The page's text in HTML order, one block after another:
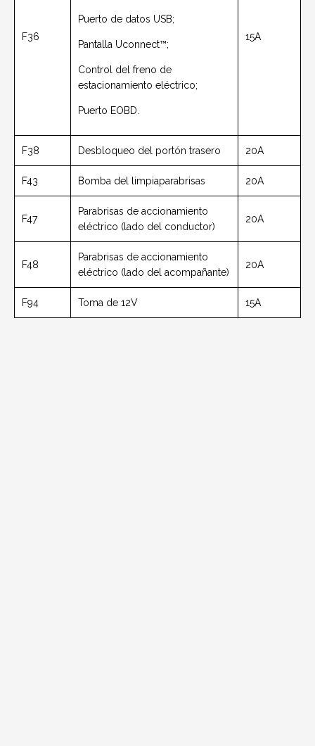
F36
Puerto de datos USB;
Pantalla Uconnect™;
Control del freno de
estacionamiento eléctrico;
Puerto EOBD.
15A
F38 Desbloqueo del portón trasero 20A
F43 Bomba del limpiaparabrisas 20A
F47
Parabrisas de accionamiento
eléctrico (lado del conductor)
20A
F48
Parabrisas de accionamiento
eléctrico (lado del acompañante)
20A
F94 Toma de 12V 15A